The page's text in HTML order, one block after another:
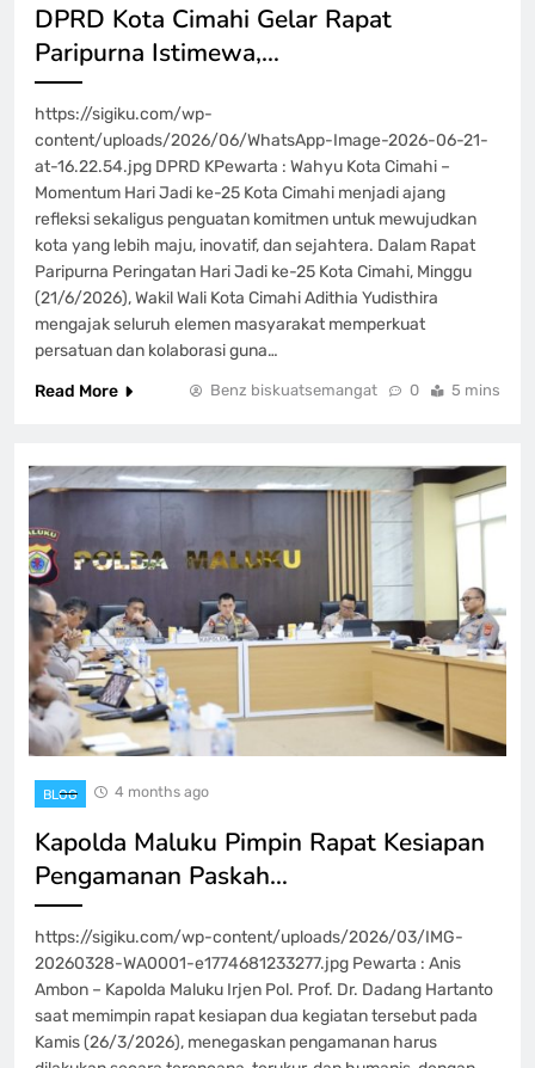
DPRD Kota Cimahi Gelar Rapat
Paripurna Istimewa,…
https://sigiku.com/wp-
content/uploads/2026/06/WhatsApp-Image-2026-06-21-
at-16.22.54.jpg DPRD KPewarta : Wahyu Kota Cimahi –
Momentum Hari Jadi ke-25 Kota Cimahi menjadi ajang
refleksi sekaligus penguatan komitmen untuk mewujudkan
kota yang lebih maju, inovatif, dan sejahtera. Dalam Rapat
Paripurna Peringatan Hari Jadi ke-25 Kota Cimahi, Minggu
(21/6/2026), Wakil Wali Kota Cimahi Adithia Yudisthira
mengajak seluruh elemen masyarakat memperkuat
persatuan dan kolaborasi guna…
Read More
Benz biskuatsemangat 0 5 mins
BLOG 4 months ago
Kapolda Maluku Pimpin Rapat Kesiapan
Pengamanan Paskah…
https://sigiku.com/wp-content/uploads/2026/03/IMG-
20260328-WA0001-e1774681233277.jpg Pewarta : Anis
Ambon – Kapolda Maluku Irjen Pol. Prof. Dr. Dadang Hartanto
saat memimpin rapat kesiapan dua kegiatan tersebut pada
Kamis (26/3/2026), menegaskan pengamanan harus